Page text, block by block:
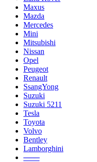
Maxus
Mazda
Mercedes
Mini
Mitsubishi
Nissan
Opel
Peugeot
Renault
SsangYong
Suzuki
Suzuki 5211
Tesla
Toyota
Volvo
Bentley
Lamborghini
───